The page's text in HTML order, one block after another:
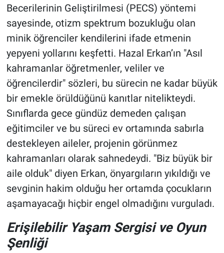
Becerilerinin Geliştirilmesi (PECS) yöntemi
sayesinde, otizm spektrum bozukluğu olan
minik öğrenciler kendilerini ifade etmenin
yepyeni yollarını keşfetti. Hazal Erkan’ın "Asıl
kahramanlar öğretmenler, veliler ve
öğrencilerdir" sözleri, bu sürecin ne kadar büyük
bir emekle örüldüğünü kanıtlar nitelikteydi.
Sınıflarda gece gündüz demeden çalışan
eğitimciler ve bu süreci ev ortamında sabırla
destekleyen aileler, projenin görünmez
kahramanları olarak sahnedeydi. "Biz büyük bir
aile olduk" diyen Erkan, önyargıların yıkıldığı ve
sevginin hakim olduğu her ortamda çocukların
aşamayacağı hiçbir engel olmadığını vurguladı.
Erişilebilir Yaşam Sergisi ve Oyun
Şenliği